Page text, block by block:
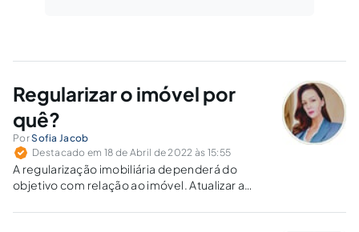
Regularizar o imóvel por
quê?
PorSofia Jacob
Destacado em 18 de Abril de 2022 às 15:55
A regularização imobiliária dependerá do
objetivo com relação ao imóvel. Atualizar a
Vender? Investir? Prevenir multas?